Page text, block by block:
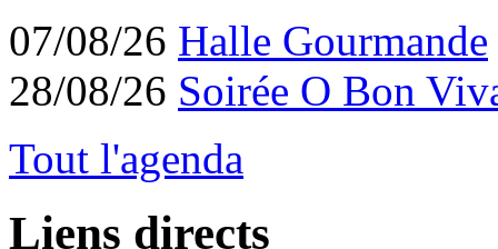
07/08/26 Halle Gourmande
28/08/26 Soirée O Bon
Tout l'agenda
Liens directs